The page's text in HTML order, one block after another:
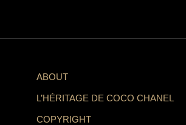
ABOUT
L’HÉRITAGE DE COCO CHANEL
COPYRIGHT